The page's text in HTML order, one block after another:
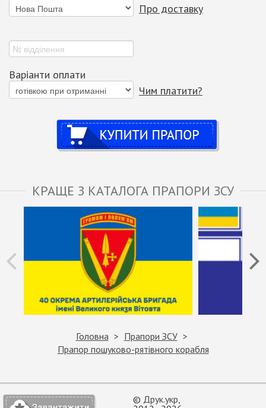
Про доставку
Варіанти оплати
Чим платити?
Купити
КРАЩЕ З КАТАЛОГА ПРАПОРИ ЗСУ
Головна
Прапори ЗСУ
Прапор пошуково-рятівного корабля
© Друк.укр